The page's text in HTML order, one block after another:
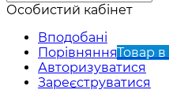
Особистий кабінет
Вподобані
ПорівнянняТовар в
Авторизуватися
Зареєструватися